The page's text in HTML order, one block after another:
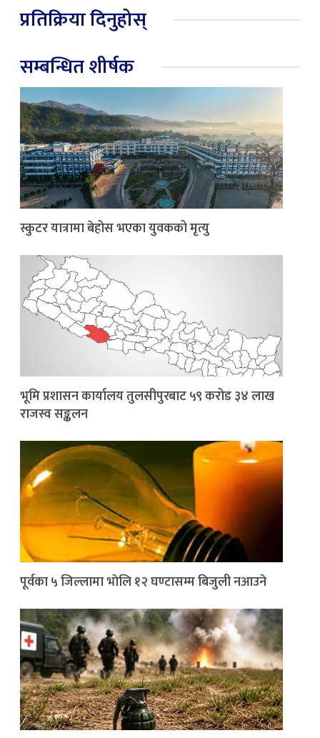
प्रतिक्रिया दिनुहोस्
सम्बन्धित शीर्षक
स्कुटर यात्रामा बेहोस भएका युवकको मृत्यु
भूमि प्रशासन कार्यालय तुलसीपुरबाट ५९ करोड ३४ लाख
राजस्व सङ्कलन
पूर्वका ५ जिल्लामा भाेलि १२ घण्टासम्म बिजुली नआउने